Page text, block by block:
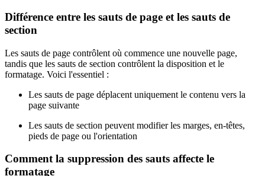
Différence entre les sauts de page et les sauts de
section
Les sauts de page contrôlent où commence une nouvelle page,
tandis que les sauts de section contrôlent la disposition et le
formatage. Voici l'essentiel :
Les sauts de page déplacent uniquement le contenu vers la
page suivante
Les sauts de section peuvent modifier les marges, en-têtes,
pieds de page ou l'orientation
Comment la suppression des sauts affecte le
formatage